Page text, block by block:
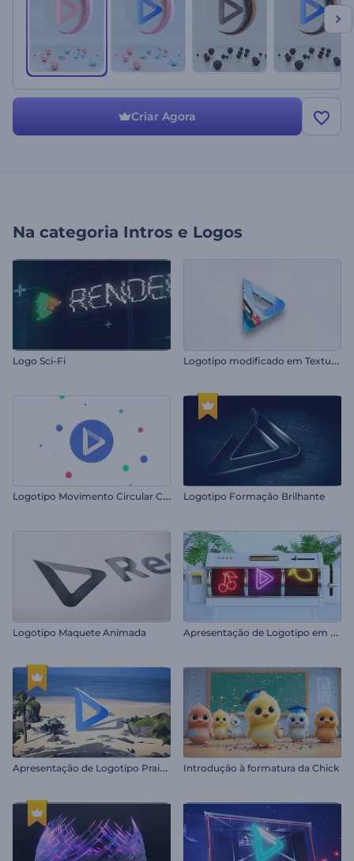
Criar Agora
Na categoria Intros e Logos
Logo Sci-Fi L
ogotipo modificado em Textura 3D
L
ogotipo Movimento Circular Colorido Logotipo Formação Brilhante
Logotipo Maquete Animada A
presentação de Logotipo em um Caça-Níquel
A
presentação de Logotipo Praia Tropical Introdução à formatura da Chick